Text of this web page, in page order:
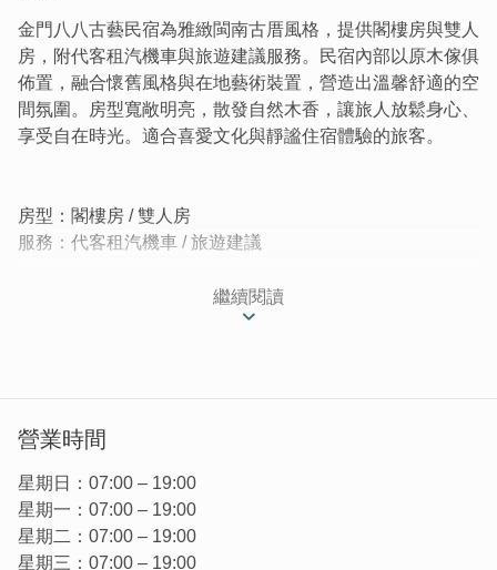
金門八八古藝民宿為雅緻閩南古厝風格，提供閣樓房與雙人
房，附代客租汽機車與旅遊建議服務。民宿內部以原木傢俱
佈置，融合懷舊風格與在地藝術裝置，營造出溫馨舒適的空
間氛圍。房型寬敞明亮，散發自然木香，讓旅人放鬆身心、
享受自在時光。適合喜愛文化與靜謐住宿體驗的旅客。
房型：閣樓房 / 雙人房
服務：代客租汽機車 / 旅遊建議
│雅緻古厝民宿，見證歷史的美感│
「金門八八古藝民宿」的主理人對民宿佈置很有一套，運用
為結合古城記憶與歷史美感的民宿，外觀以傳統閩南建築為
主體呈現出樸實的懷舊氣息，公共空間有著充滿在地特色的
裝置藝術，不論是電話亭或是壁貼都讓人眼睛為之一亮。
繼續閱讀
營業時間
星期日：07:00 – 19:00
星期一：07:00 – 19:00
星期二：07:00 – 19:00
星期三：07:00 – 19:00